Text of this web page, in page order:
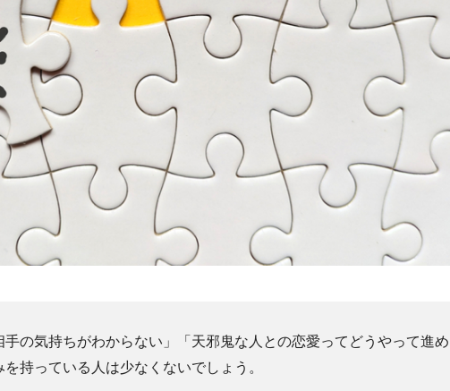
手の気持ちがわからない」「天邪鬼な人との恋愛ってどうやって進め
持っている人は少なくないでしょう。